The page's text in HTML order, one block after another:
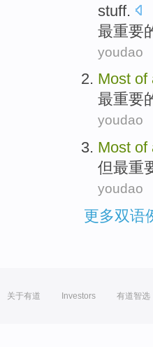
stuff.
最重要
youdao
Most of
最重要
youdao
Most of
但最重
youdao
更多双语
关于有道 Investors 有道智选